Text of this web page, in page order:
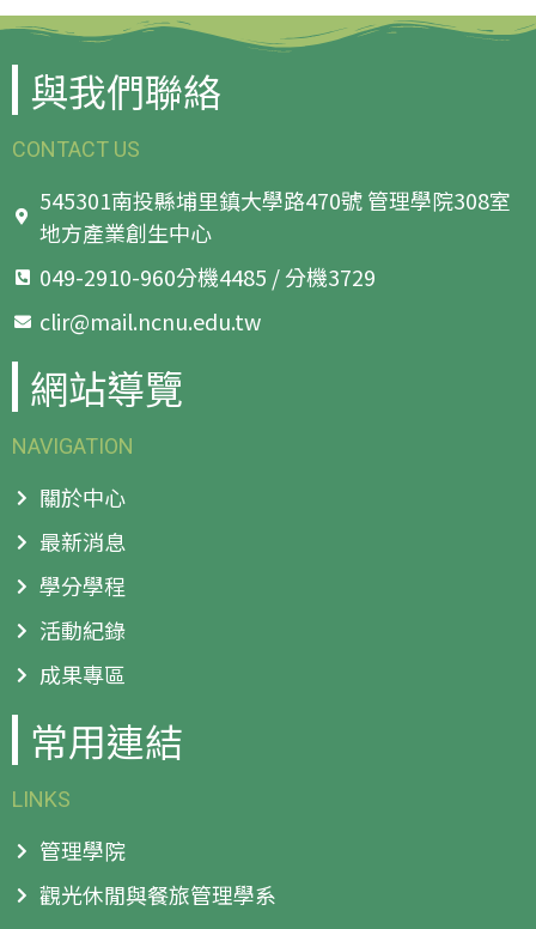
與我們聯絡
CONTACT US
545301南投縣埔里鎮大學路470號 管理學院308室
地方產業創生中心
049-2910-960分機4485 / 分機3729
clir@mail.ncnu.edu.tw
網站導覽
NAVIGATION
關於中心
最新消息
學分學程
活動紀錄
成果專區
常用連結
LINKS
管理學院
觀光休閒與餐旅管理學系